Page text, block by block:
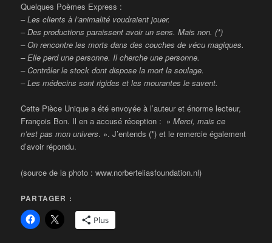
Quelques Poèmes Express :
–Les clients à l’animalité voudraient jouer.
– Des productions paraissent avoir un sens. Mais non. (*)
– On rencontre les morts dans des couches de vécu magiques.
– Elle perd une personne. Il cherche une personne.
– Contrôler le stock dont dispose la mort la soulage.
– Les médecins sont rigides et les mourantes le savent.
Cette Pièce Unique a été envoyée à l’auteur et énorme lecteur,
François Bon. Il en a accusé réception : »Merci, mais ce
n’est pas mon univers. ». J’entends (*) et le remercie également
d’avoir répondu.
(source de la photo : www.norberteliasfoundation.nl)
PARTAGER :
Plus